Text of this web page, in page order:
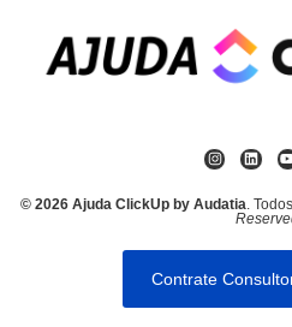
© 2026 Ajuda ClickUp by Audatia.
Contrate